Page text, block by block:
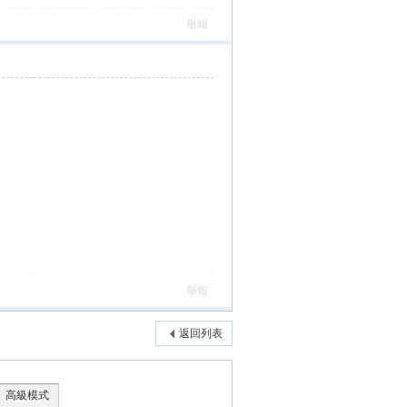
舉報
舉報
返回列表
高級模式